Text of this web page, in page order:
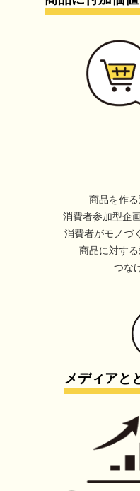
商品を作
消費者参加型企
消費者がモノづ
商品に対す
つな
メディアと